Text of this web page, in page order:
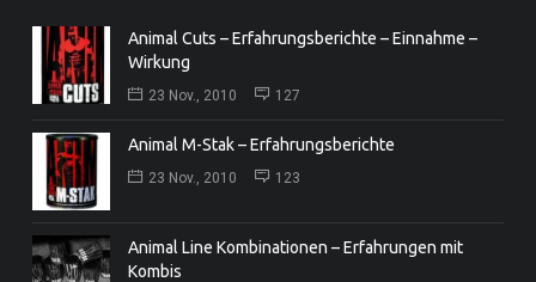
Animal Cuts – Erfahrungsberichte – Einnahme –
Wirkung
23 Nov., 2010 127
Animal M-Stak – Erfahrungsberichte
23 Nov., 2010 123
Animal Line Kombinationen – Erfahrungen mit
Kombis